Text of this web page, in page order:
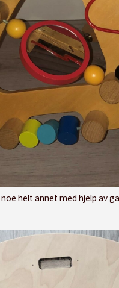
som alt fra tannhjul, speil, trekuler og håndtak til